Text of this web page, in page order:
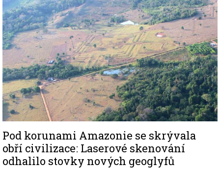
Pod korunami Amazonie se skrývala
obří civilizace: Laserové skenování
odhalilo stovky nových geoglyfů